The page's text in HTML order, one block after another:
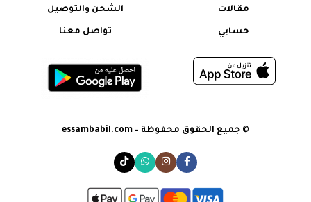
مقالات
حسابي
الشحن والتوصيل
تواصل معنا
© جميع الحقوق محفوظة – essambabil.com